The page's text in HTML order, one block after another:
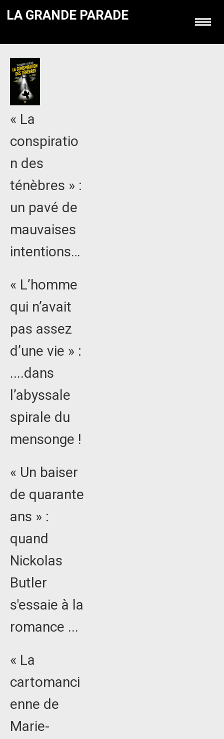
LA GRANDE PARADE
« La
conspiratio
n des
ténèbres » :
un pavé de
mauvaises
intentions…
« L’homme
qui n’avait
pas assez
d’une vie » :
....dans
l’abyssale
spirale du
mensonge !
« Un baiser
de quarante
ans » :
quand
Nickolas
Butler
s'essaie à la
romance ...
« La
cartomanci
enne de
Marie-